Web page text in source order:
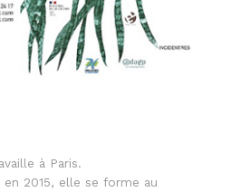
à Paris.
en 2015, elle se forme au